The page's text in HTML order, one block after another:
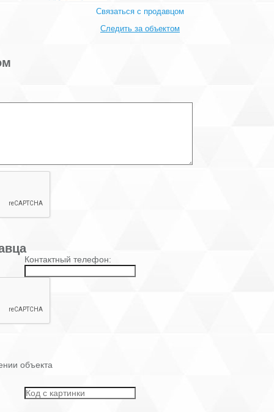
Связаться с продавцом
Следить за объектом
Контактный телефон:
объекта